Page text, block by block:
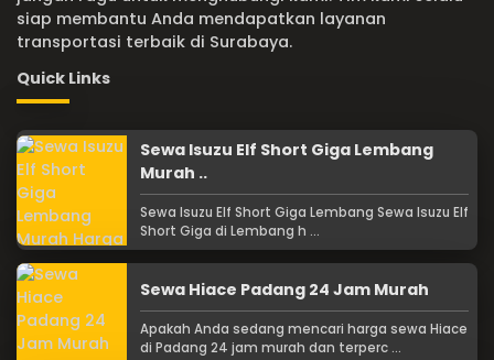
siap membantu Anda mendapatkan layanan
transportasi terbaik di Surabaya.
Quick Links
Sewa Isuzu Elf Short Giga Lembang
Murah ..
Sewa Isuzu Elf Short Giga Lembang Sewa Isuzu Elf
Short Giga di Lembang h ...
Sewa Hiace Padang 24 Jam Murah
Apakah Anda sedang mencari harga sewa Hiace
di Padang 24 jam murah dan terperc ...